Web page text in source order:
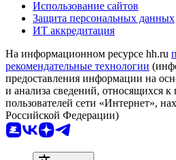
Использование сайтов
Защита персональных данных
ИТ аккредитация
На информационном ресурсе hh.ru
рекомендательные технологии
предоставления информации на
и анализа сведений, относящихся к
пользователей сети «Интернет»,
Российской Федерации)